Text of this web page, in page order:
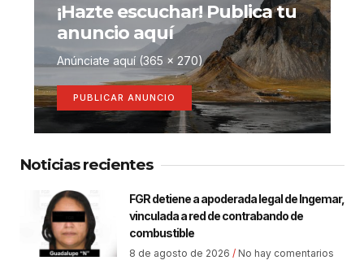
¡Hazte escuchar! Publica tu
anuncio aquí
Anúnciate aquí (365 x 270)
PUBLICAR ANUNCIO
Noticias recientes
FGR detiene a apoderada legal de Ingemar,
vinculada a red de contrabando de
combustible
8 de agosto de 2026 No hay comentarios